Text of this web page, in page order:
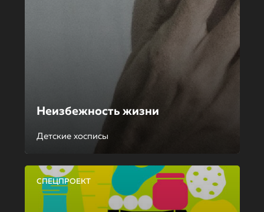
Неизбежность жизни
Детские хосписы
СПЕЦПРОЕКТ